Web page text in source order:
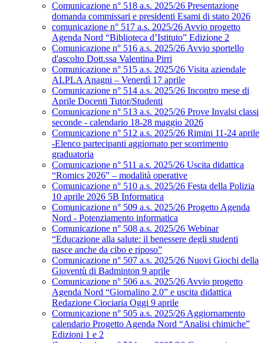
Comunicazione n° 518 a.s. 2025/26 Presentazione
domanda commissari e presidenti Esami di stato 2026
comunicazione n° 517 a.s. 2025/26 Avvio progetto
Agenda Nord “Biblioteca d’Istituto” Edizione 2
Comunicazione n° 516 a.s. 2025/26 Avvio sportello
d'ascolto Dott.ssa Valentina Pirri
Comunicazione n° 515 a.s. 2025/26 Visita aziendale
ALPLA Anagni – Venerdì 17 aprile
Comunicazione n° 514 a.s. 2025/26 Incontro mese di
Aprile Docenti Tutor/Studenti
Comunicazione n° 513 a.s. 2025/26 Prove Invalsi classi
seconde - calendario 18-28 maggio 2026
Comunicazione n° 512 a.s. 2025/26 Rimini 11-24 aprile
-Elenco partecipanti aggiornato per scorrimento
graduatoria
Comunicazione n° 511 a.s. 2025/26 Uscita didattica
“Romics 2026” – modalità operative
Comunicazione n° 510 a.s. 2025/26 Festa della Polizia
10 aprile 2026 5B Informatica
Comunicazione n° 509 a.s. 2025/26 Progetto Agenda
Nord - Potenziamento informatica
Comunicazione n° 508 a.s. 2025/26 Webinar
“Educazione alla salute: il benessere degli studenti
nasce anche da cibo e riposo”
Comunicazione n° 507 a.s. 2025/26 Nuovi Giochi della
Gioventù di Badminton 9 aprile
Comunicazione n° 506 a.s. 2025/26 Avvio progetto
Agenda Nord “Giornalino 2.0” e uscita didattica
Redazione Ciociaria Oggi 9 aprile
Comunicazione n° 505 a.s. 2025/26 Aggiornamento
calendario Progetto Agenda Nord “Analisi chimiche”
Edizioni 1 e 2